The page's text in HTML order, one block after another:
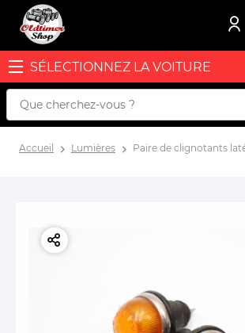
SÉLECTIONNEZ LA VOITURE
Accueil Lumières Paire de clignotants